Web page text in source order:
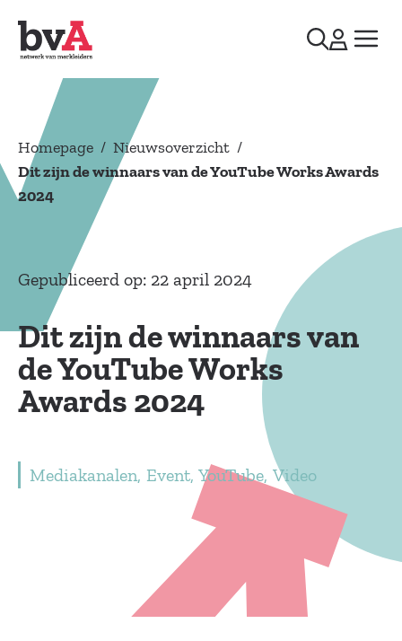
Homepage / Nieuwsoverzicht /
Dit zijn de winnaars van de YouTube Works Awards
2024
Gepubliceerd op: 22 april 2024
Dit zijn de winnaars van
de YouTube Works
Awards 2024
Mediakanalen Event YouTube Video